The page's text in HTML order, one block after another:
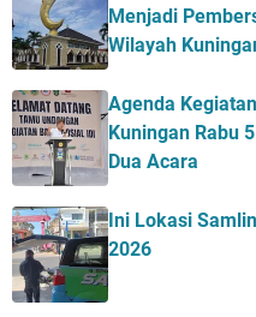
Menjadi
Wilayah
Agenda
Kuningan Rabu
Dua Acara
Ini Lokasi
2026